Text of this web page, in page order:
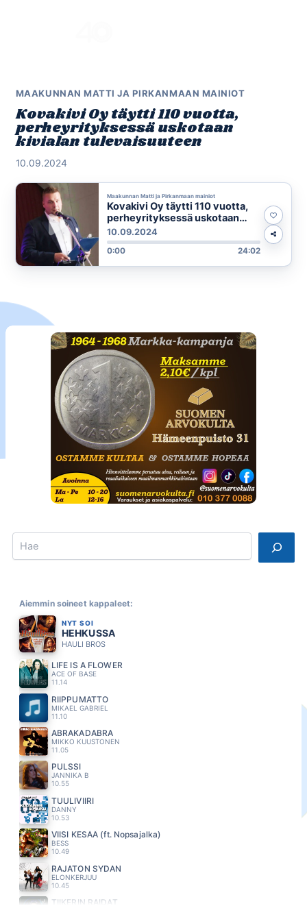
MAAKUNNAN MATTI JA PIRKANMAAN MAINIOT
Kovakivi Oy täytti 110 vuotta,
perheyrityksessä uskotaan
kivialan tulevaisuuteen
10.09.2024
Maakunnan Matti ja Pirkanmaan mainiot
Kovakivi Oy täytti 110 vuotta,
perheyrityksessä uskotaan
kivialan tulevaisuuteen
10.09.2024
0:00 24:02
Search
Aiemmin soineet kappaleet:
NYT SOI
HEHKUSSA
HAULI BROS
LIFE IS A FLOWER
ACE OF BASE
11.14
RIIPPUMATTO
MIKAEL GABRIEL
11.10
ABRAKADABRA
MIKKO KUUSTONEN
11.05
PULSSI
JANNIKA B
10.55
TUULIVIIRI
DANNY
10.53
VIISI KESÄÄ (ft. Nopsajalka)
BESS
10.49
RAJATON SYDAN
ELONKERJUU
10.45
TIIKERIN RAIDAT